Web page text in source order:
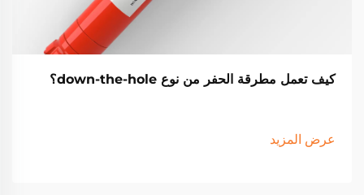
كيف تعمل مطرقة الحفر من نوع down-the-hole؟
عرض المزيد